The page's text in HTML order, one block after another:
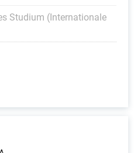
Studium (Internationale